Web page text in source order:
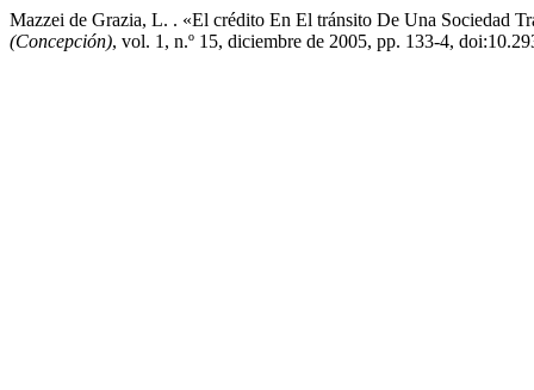
Mazzei de Grazia, L. . «El crédito En El tránsito De Una Sociedad
(Concepción), vol. 1, n.º 15, diciembre de 2005, pp. 133-4,